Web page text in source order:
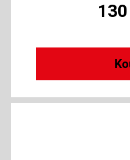
130